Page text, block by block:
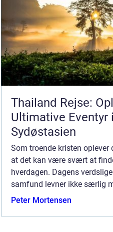
Thailand Rejse:
Ultimative Eventyr i
Sydøstasien
Som troende kristen oplever
at det kan være svært at
hverdagen. Dagens
samfund levner ikke særlig
religiøs åndelighed. Som
Peter Mortensen